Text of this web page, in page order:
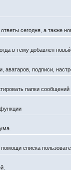
сегодня, а также
в тему добавлен
аватаров, подписи,
папки
списка